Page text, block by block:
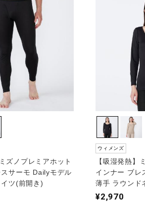
ズノプレミアホット
サーモ Dailyモデル
ツ(前開き)
ウィメンズ
【吸湿発熱】
インナー ブレ
薄手 ラウンド
¥2,970